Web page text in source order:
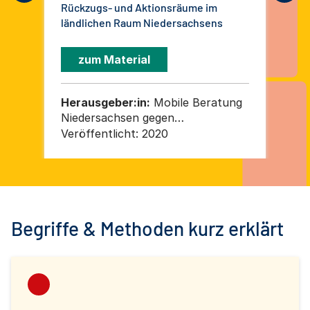
Rückzugs- und Aktionsräume im
ländlichen Raum Niedersachsens
zum Material
Herausgeber:in: Mobile Beratung
Niedersachsen gegen
Rechtsextremismus für
Veröffentlicht: 2020
Begriffe & Methoden kurz erklärt